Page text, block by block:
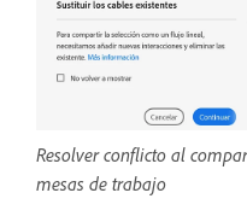
Resolver conflicto al
mesas de trabajo